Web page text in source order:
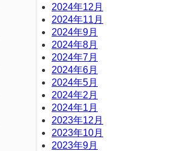
2024年12月
2024年11月
2024年9月
2024年8月
2024年7月
2024年6月
2024年5月
2024年2月
2024年1月
2023年12月
2023年10月
2023年9月